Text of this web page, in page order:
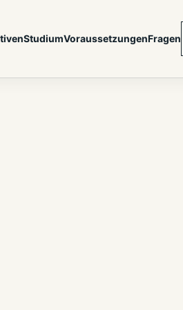
StudiumVoraussetzungenFragen